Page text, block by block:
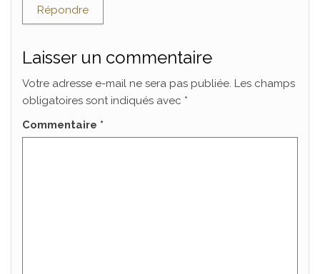
Répondre
Laisser un commentaire
Votre adresse e-mail ne sera pas publiée. Les champs
obligatoires sont indiqués avec *
Commentaire *